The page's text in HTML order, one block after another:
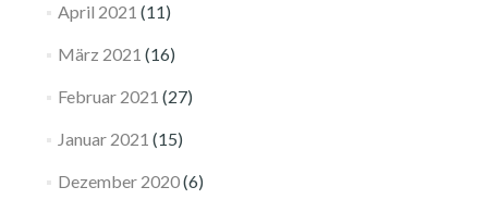
April 2021 (11)
März 2021 (16)
Februar 2021 (27)
Januar 2021 (15)
Dezember 2020(6)